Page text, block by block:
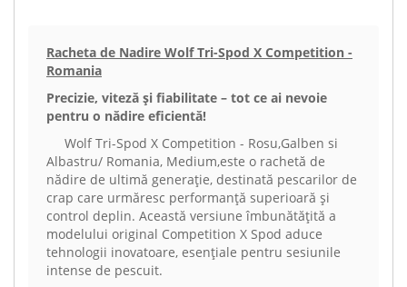
Racheta de Nadire Wolf Tri-Spod X Competition -
Romania
Precizie, viteză și fiabilitate – tot ce ai nevoie
pentru o nădire eficientă!
Wolf Tri-Spod X Competition - Rosu,Galben si
Albastru/ Romania, Medium,este o rachetă de
nădire de ultimă generație, destinată pescarilor de
crap care urmăresc performanță superioară și
control deplin. Această versiune îmbunătățită a
modelului original Competition X Spod aduce
tehnologii inovatoare, esențiale pentru sesiunile
intense de pescuit.